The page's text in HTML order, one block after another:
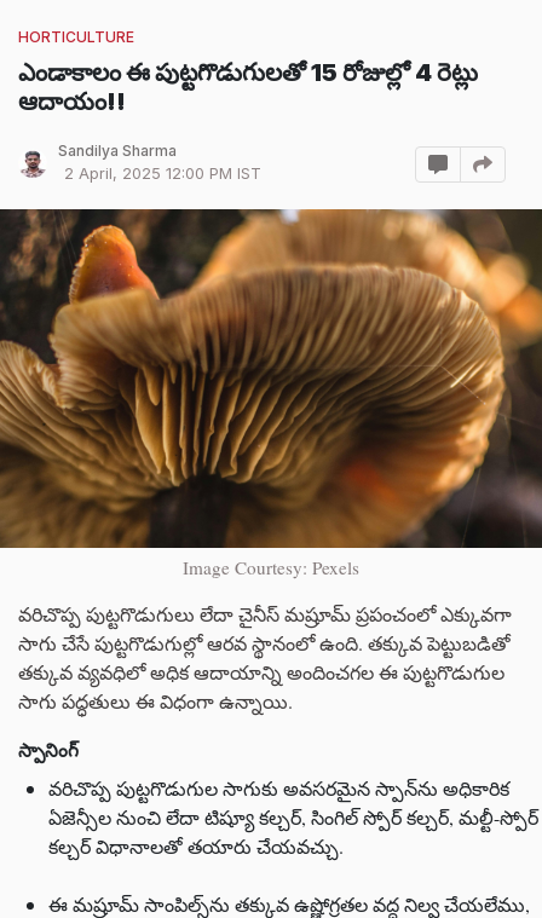
HORTICULTURE
ఎండాకాలం ఈ పుట్టగొడుగులతో 15 రోజుల్లో 4 రెట్లు
ఆదాయం!!
Sandilya Sharma
2 April, 2025 12:00 PM IST
Image Courtesy: Pexels
వరిచొప్ప పుట్టగొడుగులు లేదా చైనీస్ మష్రూమ్ ప్రపంచంలో ఎక్కువగా
సాగు చేసే పుట్టగొడుగుల్లో ఆరవ స్థానంలో ఉంది. తక్కువ పెట్టుబడితో
తక్కువ వ్యవధిలో అధిక ఆదాయాన్ని అందించగల ఈ పుట్టగొడుగుల
సాగు పద్ధతులు ఈ విధంగా ఉన్నాయి.
స్పానింగ్
వరిచొప్ప పుట్టగొడుగుల సాగుకు అవసరమైన స్పాన్‌ను అధికారిక
ఏజెన్సీల నుంచి లేదా టిష్యూ కల్చర్, సింగిల్ స్పోర్ కల్చర్, మల్టీ-స్పోర్
కల్చర్ విధానాలతో తయారు చేయవచ్చు.
ఈ మష్రూమ్ సాంపిల్స్‌ను తక్కువ ఉష్ణోగ్రతల వద్ద నిల్వ చేయలేము,